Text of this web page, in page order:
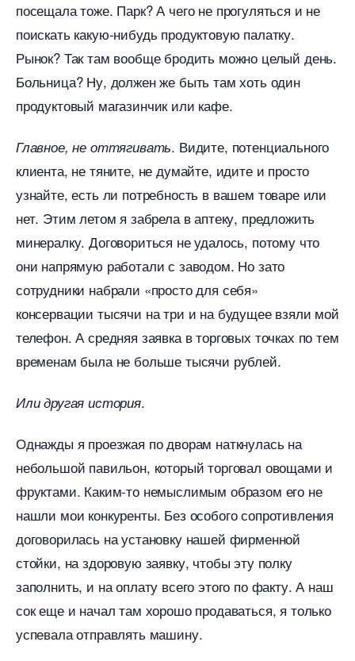
посещала тоже. Парк? А чего не прогуляться и не
поискать какую-нибудь продуктовую палатку.
Рынок? Так там вообще бродить можно целый день.
Больница? Ну, должен же быть там хоть один
продуктовый магазинчик или кафе.
Главное, не оттягивать. Видите, потенциального
клиента, не тяните, не думайте, идите и просто
узнайте, есть ли потребность в вашем товаре или
нет. Этим летом я забрела в аптеку, предложить
минералку. Договориться не удалось, потому что
они напрямую работали с заводом. Но зато
сотрудники набрали «просто для себя»
консервации тысячи на три и на будущее взяли мой
телефон. А средняя заявка в торговых точках по тем
ременам была не больше тысячи рублей.
Или другая история.
Однажды я проезжая по дворам наткнулась на
небольшой павильон, который торговал овощами и
фруктами. Каким-то немыслимым образом его не
нашли мои конкуренты. Без особого сопротивления
договорилась на установку нашей фирменной
стойки, на здоровую заявку, чтобы эту полку
заполнить, и на оплату всего этого по факту. А наш
сок еще и начал там хорошо продаваться, я только
успевала отправлять машину.